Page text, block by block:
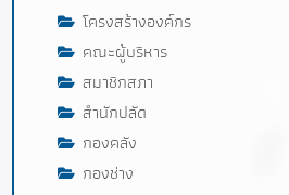
โครงสร้างองค์กร
คณะผู้บริหาร
สมาชิกสภา
สำนักปลัด
กองคลัง
กองช่าง